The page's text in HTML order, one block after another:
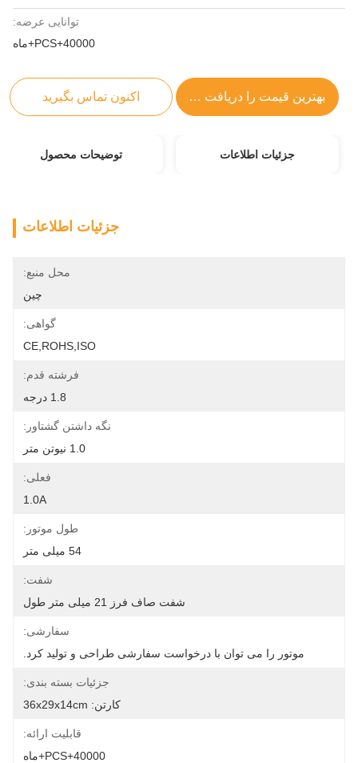
توانایی عرضه:
40000+PCS+ماه
بهترین قیمت را دریافت کنید اکنون تماس بگیرید
جزئیات اطلاعات توضیحات محصول
جزئیات اطلاعات
محل منبع:
چین
گواهی:
CE,ROHS,ISO
فرشته قدم:
1.8 درجه
نگه داشتن گشتاور:
1.0 نیوتن متر
فعلی:
1.0A
طول موتور:
54 میلی متر
شفت:
شفت صاف فرز 21 میلی متر طول
سفارشی:
موتور را می توان با درخواست سفارشی طراحی و تولید کرد.
جزئیات بسته بندی:
کارتن: 36x29x14cm
قابلیت ارائه:
40000+PCS+ماه